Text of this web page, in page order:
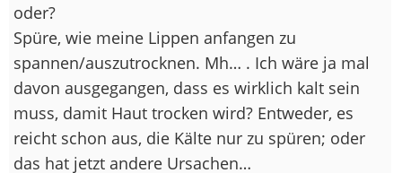
oder?
Spüre, wie meine Lippen anfangen zu
spannen/auszutrocknen. Mh… . Ich wäre ja mal
davon ausgegangen, dass es wirklich kalt sein
muss, damit Haut trocken wird? Entweder, es
reicht schon aus, die Kälte nur zu spüren; oder
das hat jetzt andere Ursachen…